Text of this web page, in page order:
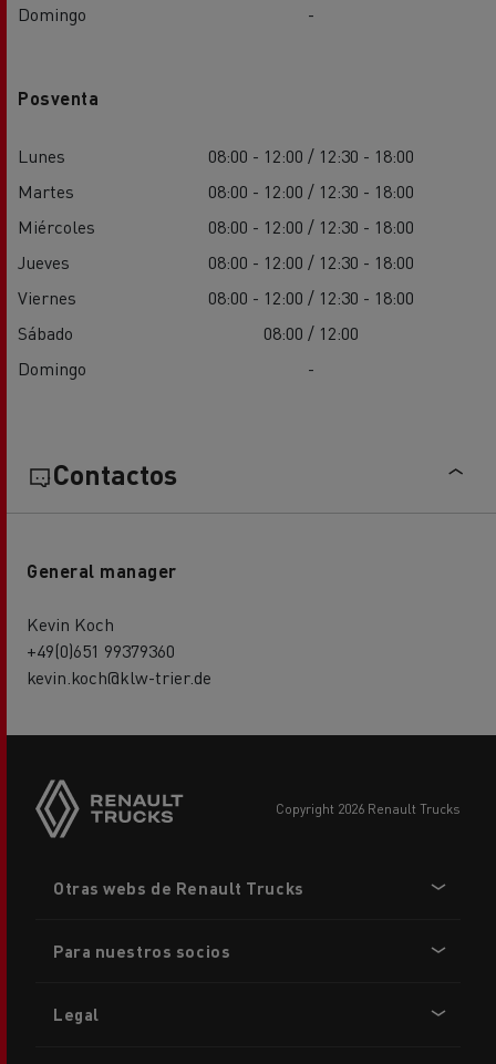
Domingo
-
Posventa
Lunes
08:00 - 12:00 / 12:30 - 18:00
Martes
08:00 - 12:00 / 12:30 - 18:00
Miércoles
08:00 - 12:00 / 12:30 - 18:00
Jueves
08:00 - 12:00 / 12:30 - 18:00
Viernes
08:00 - 12:00 / 12:30 - 18:00
Sábado
08:00 / 12:00
Domingo
-
Contactos
General manager
Kevin Koch
+49(0)651 99379360
kevin.koch@klw-trier.de
copyright 2026 Renault Trucks
menu
Otras webs de Renault Trucks
Para nuestros socios
Legal